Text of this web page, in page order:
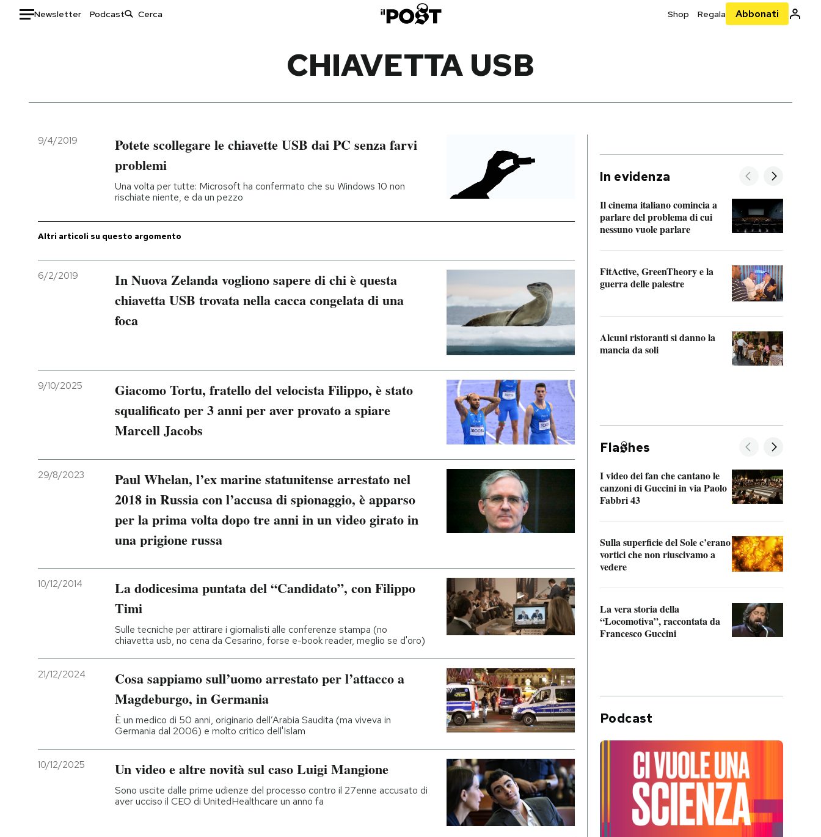
Newsletter Podcast Shop Regala Abbonati
Italia
Politica
Moda
Storie/Idee
Ok Boomer!
Media
CALENDARIO
AREA PERSONALE
CHIAVETTA USB
9/4/2019
Potete scollegare le chiavette USB dai PC senza farvi
problemi
Una volta per tutte: Microsoft ha confermato che su Windows 10 non
rischiate niente, e da un pezzo
Altri articoli su questo argomento
6/2/2019
In Nuova Zelanda vogliono sapere di chi è questa
chiavetta USB trovata nella cacca congelata di una
foca
9/10/2025
Giacomo Tortu, fratello del velocista Filippo, è stato
squalificato per 3 anni per aver provato a spiare
Marcell Jacobs
29/8/2023
Paul Whelan, l’ex marine statunitense arrestato nel
2018 in Russia con l’accusa di spionaggio, è apparso
per la prima volta dopo tre anni in un video girato in
una prigione russa
10/12/2014
La dodicesima puntata del “Candidato”, con Filippo
Timi
Sulle tecniche per attirare i giornalisti alle conferenze stampa (no
chiavetta usb, no cena da Cesarino, forse e-book reader, meglio se d'oro)
21/12/2024
Cosa sappiamo sull’uomo arrestato per l’attacco a
Magdeburgo, in Germania
È un medico di 50 anni, originario dell’Arabia Saudita (ma viveva in
Germania dal 2006) e molto critico dell'Islam
10/12/2025 Un video e altre novità sul caso Luigi Mangione
Sono uscite dalle prime udienze del processo contro il 27enne accusato di
aver ucciso il CEO di UnitedHealthcare un anno fa
In evidenza
Il cinema italiano comincia a
parlare del problema di cui
nessuno vuole parlare
FitActive, GreenTheory e la
guerra delle palestre
Alcuni ristoranti si danno la
mancia da soli
Fla hes
I video dei fan che cantano le
canzoni di Guccini in via Paolo
Fabbri 43
Sulla superficie del Sole c’erano
vortici che non riuscivamo a
vedere
La vera storia della
“Locomotiva”, raccontata da
Francesco Guccini
Podcast